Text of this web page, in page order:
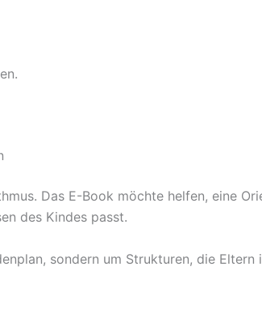
Das E-Book möchte helfen, eine
des Kindes passt.
sondern um Strukturen, die Eltern